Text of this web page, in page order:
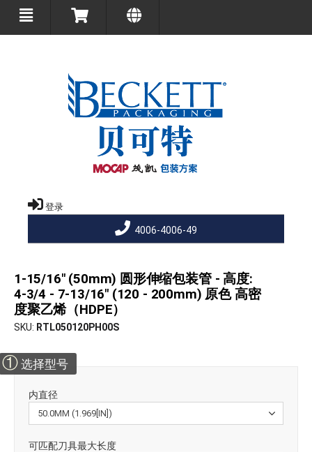
登录
4006-4006-49
1-15/16" (50mm) 圆形伸缩包装管 - 高度:
4-3/4 - 7-13/16" (120 - 200mm) 原色 高密
度聚乙烯（HDPE）
SKU RTL050120PH00S
① 选择型号
内直径
可匹配刀具最大长度